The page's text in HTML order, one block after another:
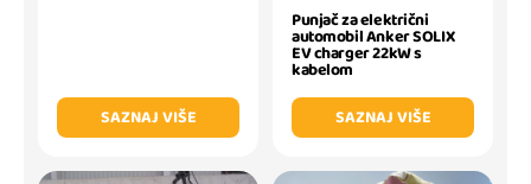
SAZNAJ VIŠE
Punjač za električni
automobil Anker SOLIX
EV charger 22kW s
kabelom
SAZNAJ VIŠE